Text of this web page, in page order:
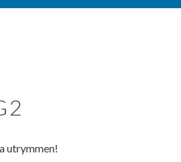
utrymmen!